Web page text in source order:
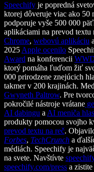
Speechify je popredná
ktorej dôveruje viac ako
podporuje vyše 500 000
aplikáciami na prevod textu
Chrome, webovú aplikáciu a
2025 Apple ocenilo
Award na konferencii
ktorý pomáha ľuďom žiť
000 prirodzene znejúcich
takmer v 200 krajinách.
Gwyneth Paltrow. Pre
pokročilé nástroje vrátane
AI dabingu a AI meniča
produkty pomocou svojho
prevod textu na reč.
Forbes, TechCrunch a
médiách. Speechify je
na svete. Navštívte
speechify.com/press a